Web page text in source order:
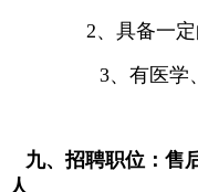
2、具备一
3、有医学
九、招聘职位：售
人